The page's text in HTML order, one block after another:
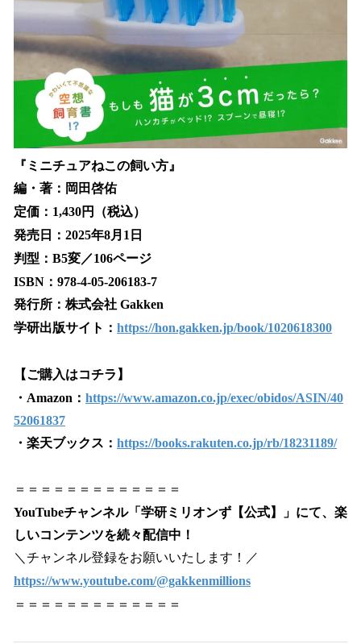
『ミニチュアねこの飼い方』
編・著：岡田啓佑
定価：1,430円（税込）
発売日：2025年8月1日
判型：B5変／106ページ
ISBN：978-4-05-206183-7
発行所：株式会社 Gakken
学研出版サイト： https://hon.gakken.jp/book/1020618300
【ご購入はコチラ】
・Amazon： https://www.amazon.co.jp/exec/obidos/ASIN/40
52061837
・楽天ブックス： https://books.rakuten.co.jp/rb/18231189/
＝＝＝＝＝＝＝＝＝＝＝＝＝
YouTubeチャンネル「学研ミリオンず【公式】」にて、楽
しいコンテンツを続々配信中！
＼チャンネル登録をお願いいたします！／
https://www.youtube.com/@gakkenmillions
＝＝＝＝＝＝＝＝＝＝＝＝＝